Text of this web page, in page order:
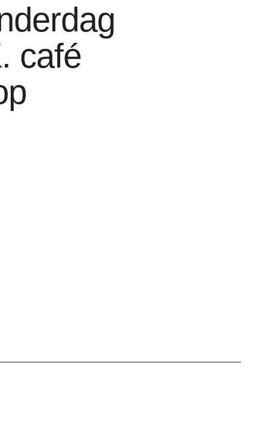
café
en
uit zware en
zijn niet statisch
die